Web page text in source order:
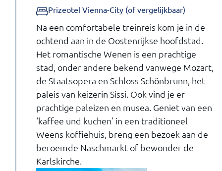
Prizeotel Vienna-City (of vergelijkbaar)
Na een comfortabele treinreis kom je in de
ochtend aan in de Oostenrijkse hoofdstad.
Het romantische Wenen is een prachtige
stad, onder andere bekend vanwege Mozart,
de Staatsopera en Schloss Schönbrunn, het
paleis van keizerin Sissi. Ook vind je er
prachtige paleizen en musea. Geniet van een
‘kaffee und kuchen’ in een traditioneel
Weens koffiehuis, breng een bezoek aan de
beroemde Naschmarkt of bewonder de
Karlskirche.